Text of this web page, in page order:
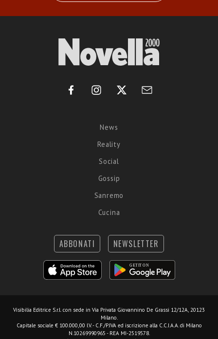
News
Reality
Social
Gossip
Sanremo
Cucina
ABBONATI NEWSLETTER
Visibilia Editrice S.r.l. con sede in Via Privata Giovannino De Grassi 12/12A, 20123
Milano.
Capitale sociale € 100.000,00 I.V. - C.F./P.IVA ed iscrizione alla C.C.I.A.A. di Milano
N.10269990965 - REA MI-2519578.